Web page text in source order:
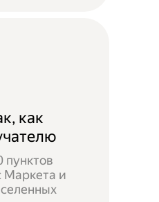
как
пунктов
Маркета и